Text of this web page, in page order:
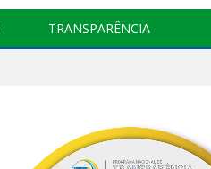
TRANSPARÊNCIA